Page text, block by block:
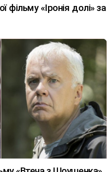
фільму «Іронія долі» за